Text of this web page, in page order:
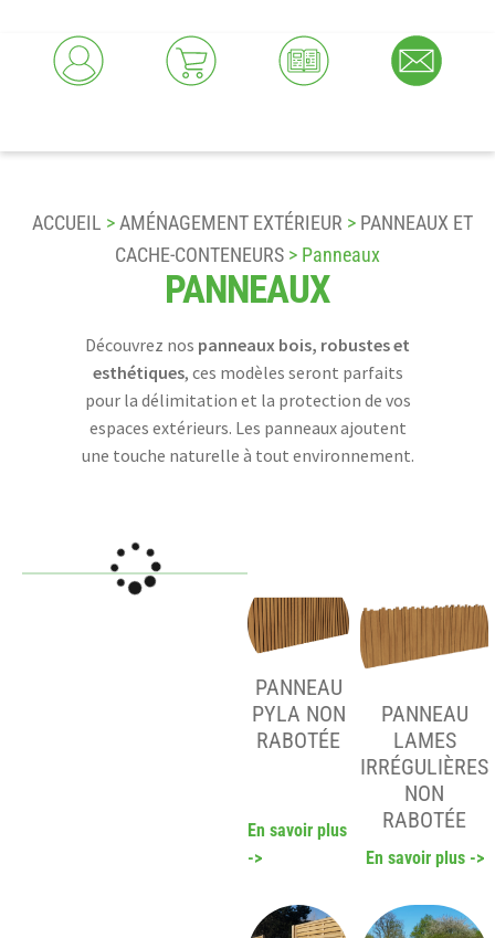
ACCUEIL > AMÉNAGEMENT EXTÉRIEUR > PANNEAUX ET
CACHE-CONTENEURS > Panneaux
PANNEAUX
Découvrez nos panneaux bois, robustes et
esthétiques, ces modèles seront parfaits
pour la délimitation et la protection de vos
espaces extérieurs. Les panneaux ajoutent
une touche naturelle à tout environnement.
PANNEAU
PYLA NON
RABOTÉE
En savoir plus
->
PANNEAU
LAMES
IRRÉGULIÈRES
NON
RABOTÉE
En savoir plus ->